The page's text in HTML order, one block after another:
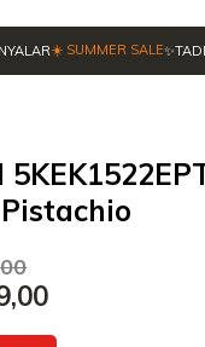
☀️ SUMMER SALE
Pistachio